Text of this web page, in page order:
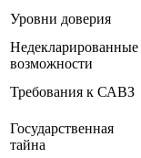
Уровни доверия
Недекларированные
возможности
Требования к САВЗ
Государственная
тайна